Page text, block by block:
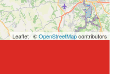
Leaflet | ©OpenStreetMapcontributors